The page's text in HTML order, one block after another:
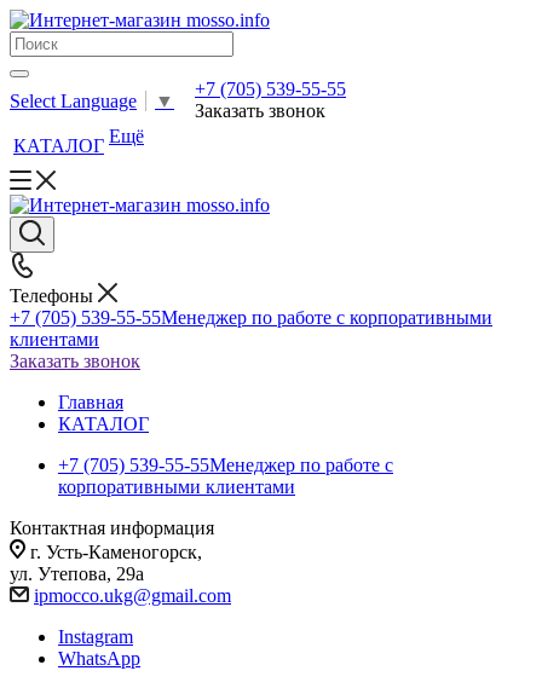
Select Language ▼
+7 (705) 539-55-55
Заказать звонок
КАТАЛОГ Ещё
Телефоны
+7 (705) 539-55-55Менеджер по работе с корпоративными
клиентами
Заказать звонок
Главная
КАТАЛОГ
+7 (705) 539-55-55Менеджер по работе с
корпоративными клиентами
Контактная информация
г. Усть-Каменогорск,
ул. Утепова, 29а
ipmocco.ukg@gmail.com
Instagram
WhatsApp